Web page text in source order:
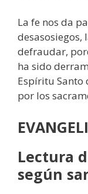
La fe nos da
desasosiegos,
defraudar,
ha sido
Espíritu Santo
por los
Lectura
según